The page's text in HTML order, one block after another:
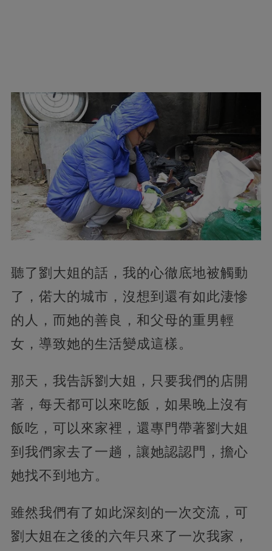
聽了劉大姐的話，我的心徹底地被觸動
了，偌大的城市，沒想到還有如此淒慘
的人，而她的善良，和父母的重男輕
女，導致她的生活變成這樣。
那天，我告訴劉大姐，只要我們的店開
著，每天都可以來吃飯，如果晚上沒有
飯吃，可以來家裡，還專門帶著劉大姐
到我們家去了一趟，讓她認認門，擔心
她找不到地方。
雖然我們有了如此深刻的一次交流，可
劉大姐在之後的六年只來了一次我家，